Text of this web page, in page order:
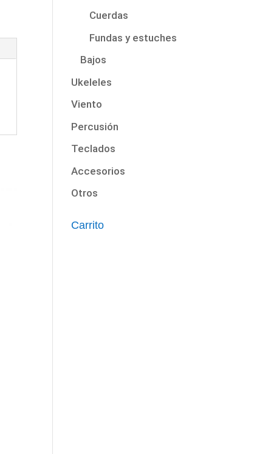
Cuerdas
Fundas y estuches
Bajos
Ukeleles
Viento
Percusión
Teclados
Accesorios
Otros
Carrito